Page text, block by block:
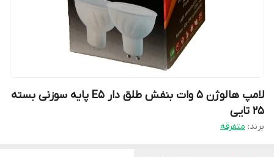
لامپ هالوژن 5 وات بنفش طلق دار E5 پایه سوزنی بسته
۲5 تایی
برند: متفرقه